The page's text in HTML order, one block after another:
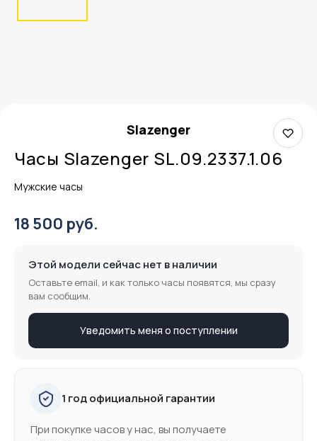
Slazenger
Часы Slazenger SL.09.2337.1.06
Мужские часы
18 500 руб.
Этой модели сейчас нет в наличии
Оставьте email, и как только часы появятся, мы сразу
вам сообщим.
Уведомить меня о поступлении
1 год официальной гарантии
При покупке часов у нас, вы получаете